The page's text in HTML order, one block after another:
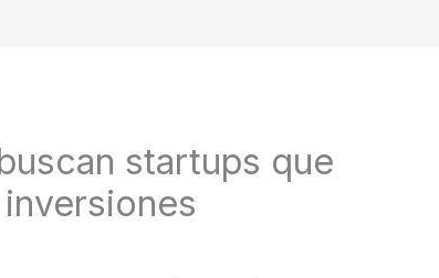
startups que